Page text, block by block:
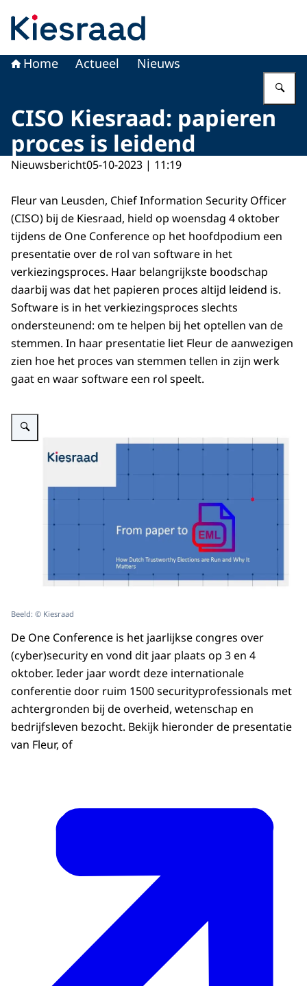
Home Actueel Nieuws
CISO Kiesraad: papieren
proces is leidend
Nieuwsbericht05-10-2023 | 11:19
Fleur van Leusden, Chief Information Security Officer
(CISO) bij de Kiesraad, hield op woensdag 4 oktober
tijdens de One Conference op het hoofdpodium een
presentatie over de rol van software in het
verkiezingsproces. Haar belangrijkste boodschap
daarbij was dat het papieren proces altijd leidend is.
Software is in het verkiezingsproces slechts
ondersteunend: om te helpen bij het optellen van de
stemmen. In haar presentatie liet Fleur de aanwezigen
zien hoe het proces van stemmen tellen in zijn werk
gaat en waar software een rol speelt.
Vergroot afbeelding From Paper to EML - Presentatie One Conference
Beeld: © Kiesraad
De One Conference is het jaarlijkse congres over
(cyber)security en vond dit jaar plaats op 3 en 4
oktober. Ieder jaar wordt deze internationale
conferentie door ruim 1500 securityprofessionals met
achtergronden bij de overheid, wetenschap en
bedrijfsleven bezocht. Bekijk hieronder de presentatie
van Fleur, of